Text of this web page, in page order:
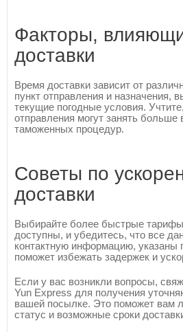
Факторы,
доставки
Время доставки зависит от
пункт отправления и назначения,
текущие погодные условия.
отправления могут занять больше
таможенных процедур.
Советы по
доставки
Выбирайте более быстрые
доступны, и убедитесь, что все
контактную информацию, указаны
поможет избежать задержек и
Если у вас возникли вопросы,
Yun Express для получения
вашей посылке. Это поможет вам
статус и возможные сроки